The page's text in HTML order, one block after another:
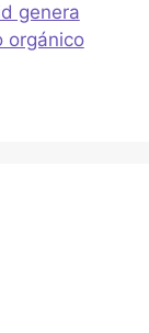
genera
orgánico